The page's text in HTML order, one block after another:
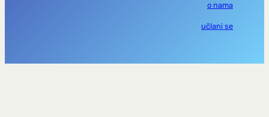
o nama
učlani se